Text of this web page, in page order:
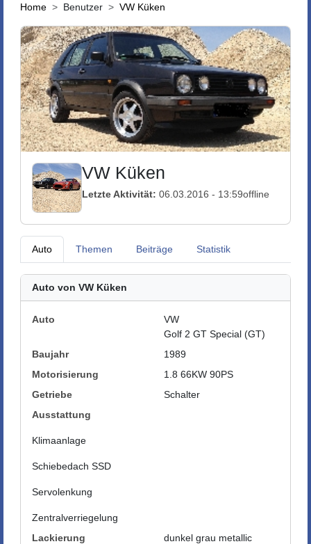
Home Benutzer VW Küken
VW Küken
Letzte Aktivität: 06.03.2016 - 13:59offline
Auto Themen Beiträge Statistik
Auto von VW Küken
Auto
VW
Golf 2 GT Special (GT)
Baujahr
1989
Motorisierung
1.8 66KW 90PS
Getriebe
Schalter
Ausstattung
Klimaanlage
Schiebedach SSD
Servolenkung
Zentralverriegelung
Lackierung
dunkel grau metallic